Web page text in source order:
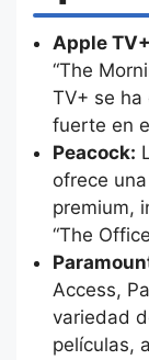
Apple
“The
TV+ se
fuerte en
Peacock:
ofrece
premium,
“The
Access,
variedad
películas,